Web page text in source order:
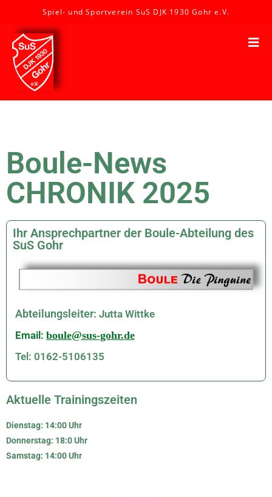
Spiel- und Sportverein SuS DJK 1930 Gohr e.V.
Boule-News
CHRONIK 2025
Ihr Ansprechpartner der Boule-Abteilung des
SuS Gohr
Abteilungsleiter: Jutta Wittke
Email: boule@sus-gohr.de
Tel: 0162-5106135
Aktuelle Trainingszeiten
Dienstag: 14:00 Uhr
Donnerstag: 18:0 Uhr
Samstag: 14:00 Uhr